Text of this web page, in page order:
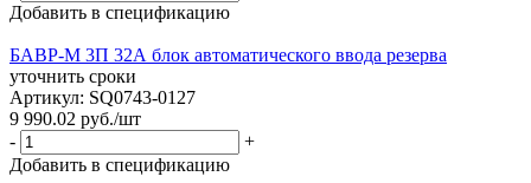
Добавить в спецификацию
БАВР-М 3П 32А блок автоматического ввода резерва
уточнить сроки
Артикул: SQ0743-0127
9 990.02 руб./шт
-
+
Добавить в спецификацию